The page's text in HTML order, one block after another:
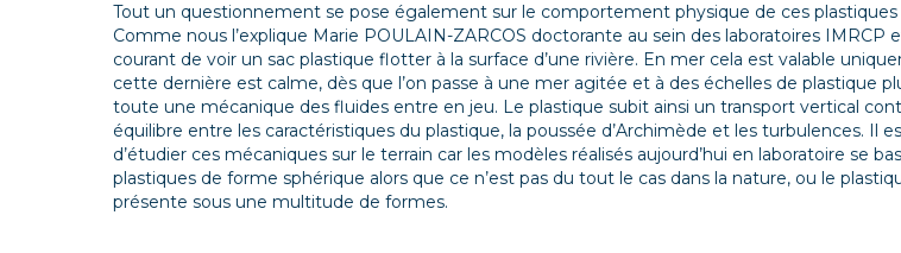
Tout un questionnement se pose également sur le comportement physique de ces plastiques
Comme nous l’explique Marie POULAIN-ZARCOS doctorante au sein des laboratoires IMRCP
courant de voir un sac plastique flotter à la surface d’une rivière. En mer cela est valable
cette dernière est calme, dès que l’on passe à une mer agitée et à des échelles de plastique
toute une mécanique des fluides entre en jeu. Le plastique subit ainsi un transport vertical
équilibre entre les caractéristiques du plastique, la poussée d’Archimède et les turbulences. Il
d’étudier ces mécaniques sur le terrain car les modèles réalisés aujourd’hui en laboratoire se
plastiques de forme sphérique alors que ce n’est pas du tout le cas dans la nature, ou le
présente sous une multitude de formes.